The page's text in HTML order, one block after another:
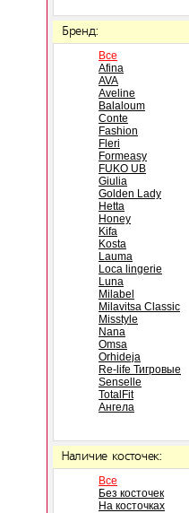
Бренд:
Все
Afina
AVA
Aveline
Balaloum
Conte
Fashion
Fleri
Formeasy
FUKO UB
Giulia
Golden Lady
Hetta
Honey
Kifa
Kosta
Lauma
Loca lingerie
Luna
Milabel
Milavitsa Classic
Misstyle
Nana
Omsa
Orhideja
Re-life Тигровые
Senselle
TotalFit
Ангела
Наличие косточек:
Все
Без косточек
На косточках